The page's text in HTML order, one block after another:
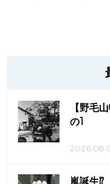
【野毛
の1
嵐誕生⁉